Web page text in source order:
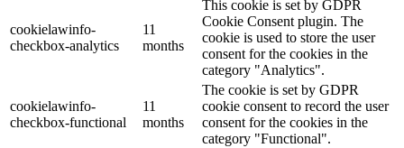
cookielawinfo-
checkbox-analytics
11
months
This cookie is set by GDPR
Cookie Consent plugin. The
cookie is used to store the user
consent for the cookies in the
category "Analytics".
cookielawinfo-
checkbox-functional
11
months
The cookie is set by GDPR
cookie consent to record the user
consent for the cookies in the
category "Functional".